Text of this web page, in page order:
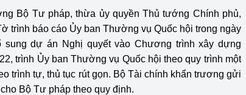
Phát triển bền vững
Tổ chức kiểm định
Tổ chức kiểm định kỹ thuật
động thuộc thẩm quyền quản
Bộ Công Thương
Văn hóa ngành Công Thương
Bộ Tư pháp, thừa ủy quyền Thủ tướng Chính phủ,
trình báo cáo Ủy ban Thường vụ Quốc hội trong ngày
sung dự án Nghị quyết vào Chương trình xây dựng
trình Ủy ban Thường vụ Quốc hội theo quy trình một
trình tự, thủ tục rút gọn. Bộ Tài chính khẩn trương gửi
Bộ Tư pháp theo quy định.